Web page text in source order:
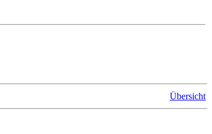
Übersicht